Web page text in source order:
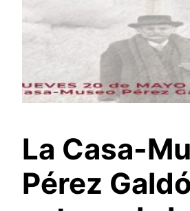
La Casa-
Pérez